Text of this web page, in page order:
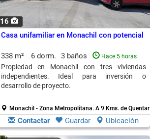
16
Casa unifamiliar en Monachil con potencial
338 m² 6 dorm. 3 baños Hace 5 horas
Propiedad en Monachil con tres viviendas
independientes. Ideal para inversión o
desarrollo de proyecto.
Monachil - Zona Metropolitana. A 9 Kms. de Quentar
Contactar Guardar Ubicación